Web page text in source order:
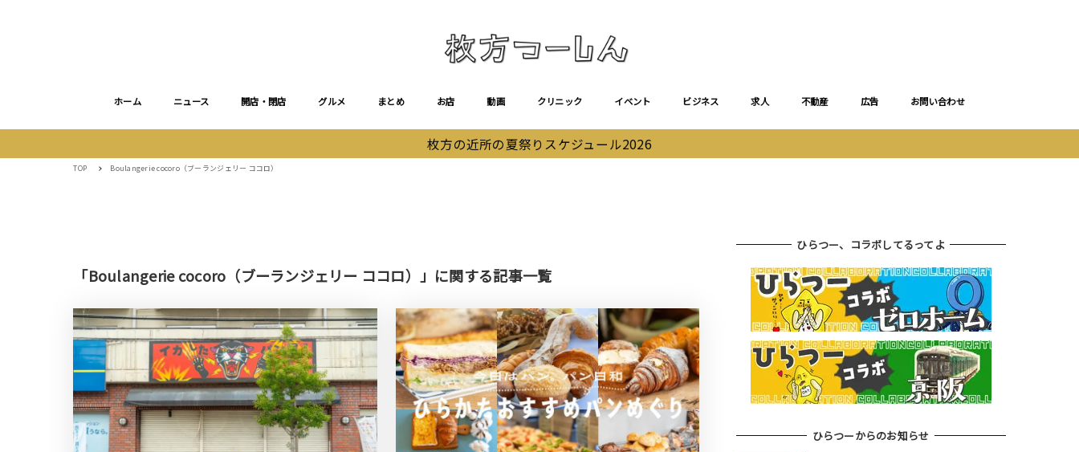
ホーム ニュース 開店・閉店 グルメ まとめ お店 動画 クリニック イベント ビジネス 求人 不動産 広告 お問い合わせ
枚方の近所の夏祭りスケジュール2026
TOP Boulangerie cocoro（ブーランジェリー ココロ）
「Boulangerie cocoro（ブーランジェリー ココロ）」に関する記事一覧
ひらつー、コラボしてるってよ
ひらつーからのお知らせ